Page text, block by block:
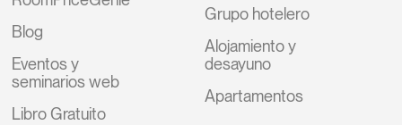
Blog
Eventos y
seminarios web
Libro Gratuito
Grupo hotelero
Alojamiento y
desayuno
Apartamentos